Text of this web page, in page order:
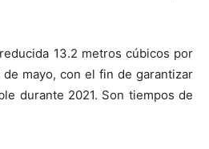
13.2 metros cúbicos por
mayo, con el fin de garantizar
durante 2021. Son tiempos de